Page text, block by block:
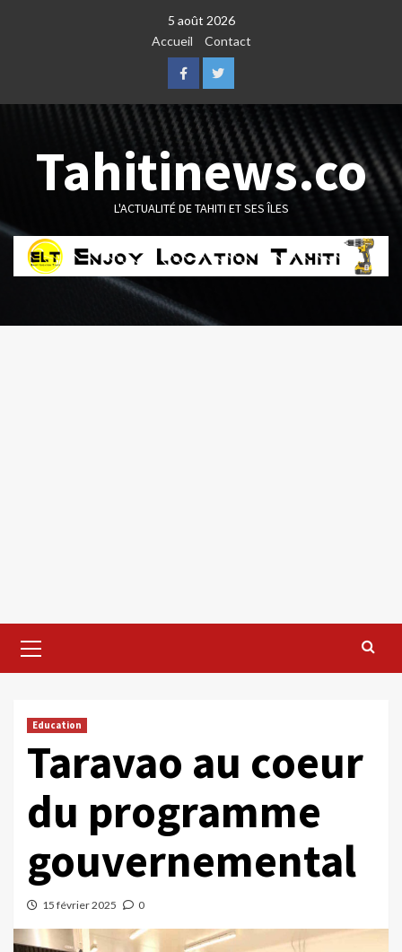
5 août 2026
Accueil
Contact
FacebookTwitter
Tahitinews.co
L'ACTUALITÉ DE TAHITI ET SES ÎLES
Menu
Education
Taravao au coeur
du programme
gouvernemental
15 février 2025 0